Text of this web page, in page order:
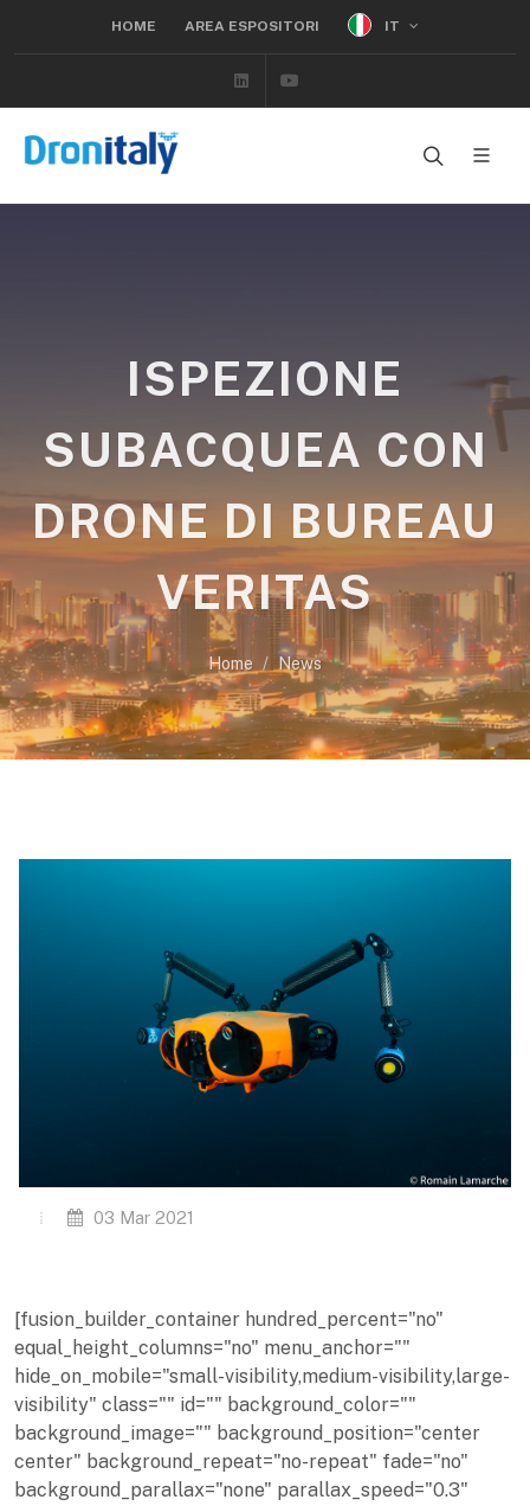
HOME AREA ESPOSITORI IT
Linkedin
ISPEZIONE
SUBACQUEA CON
DRONE DI BUREAU
VERITAS
Home News
03 Mar 2021
[fusion_builder_container hundred_percent="no"
equal_height_columns="no" menu_anchor=""
hide_on_mobile="small-visibility,medium-visibility,large-
visibility" class="" id="" background_color=""
background_image="" background_position="center
center" background_repeat="no-repeat" fade="no"
background_parallax="none" parallax_speed="0.3"